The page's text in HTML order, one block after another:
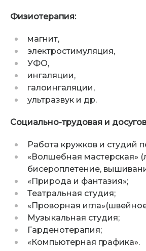
Физиотерапия:
магнит,
электростимуляция,
УФО,
ингаляции,
галоингаляции,
ультразвук и др.
Социально-трудовая и
Работа кружков и студий
«Волшебная мастерская»
бисероплетение,
«Природа и фантазия»;
Театральная студия;
«Проворная
Музыкальная студия;
Гарденотерапия;
«Компьютерная графика».